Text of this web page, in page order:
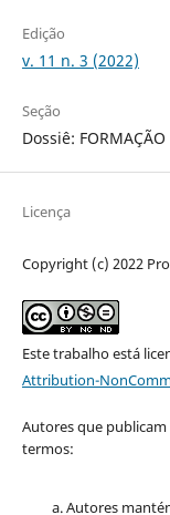
Edição
v. 11 n. 3 (2022)
Seção
Dossiê:
Licença
Copyright (c) 2022
Este trabalho está
Attribution-
Autores que
termos:
Autores